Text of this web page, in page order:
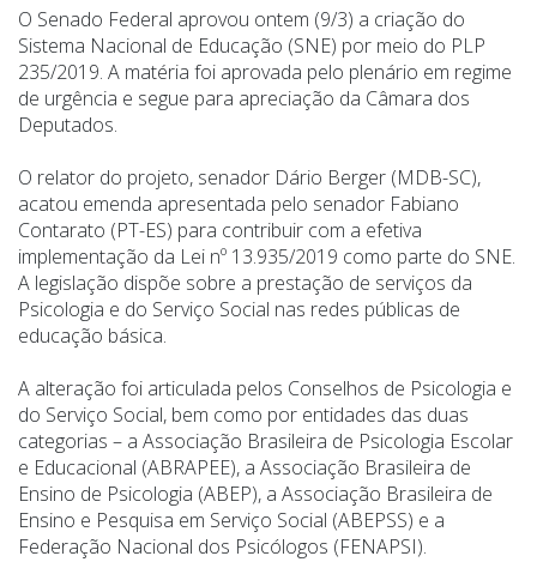
O Senado Federal aprovou ontem (9/3) a criação do
Sistema Nacional de Educação (SNE) por meio do PLP
235/2019. A matéria foi aprovada pelo plenário em regime
de urgência e segue para apreciação da Câmara dos
Deputados.
O relator do projeto, senador Dário Berger (MDB-SC),
acatou emenda apresentada pelo senador Fabiano
Contarato (PT-ES) para contribuir com a efetiva
implementação da Lei nº 13.935/2019 como parte do SNE.
A legislação dispõe sobre a prestação de serviços da
Psicologia e do Serviço Social nas redes públicas de
educação básica.
A alteração foi articulada pelos Conselhos de Psicologia e
do Serviço Social, bem como por entidades das duas
categorias – a Associação Brasileira de Psicologia Escolar
e Educacional (ABRAPEE), a Associação Brasileira de
Ensino de Psicologia (ABEP), a Associação Brasileira de
Ensino e Pesquisa em Serviço Social (ABEPSS) e a
Federação Nacional dos Psicólogos (FENAPSI).